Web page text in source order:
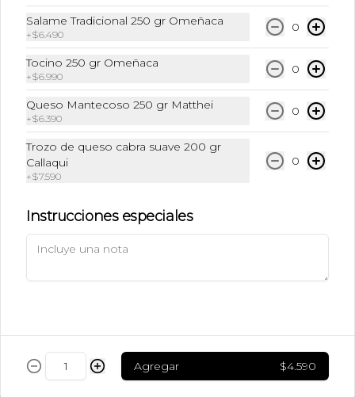
$6.990
Ice Caramel Macchiatto
$5.490
Salame Tradicional 250 gr Omeñaca
+$6.490
0
Tocino 250 gr Omeñaca
+$6.990
0
Queso Mantecoso 250 gr Matthei
+$6.390
0
Trozo de queso cabra suave 200 gr
Callaqui
+$7.590
0
Instrucciones especiales
Agregar $4.590